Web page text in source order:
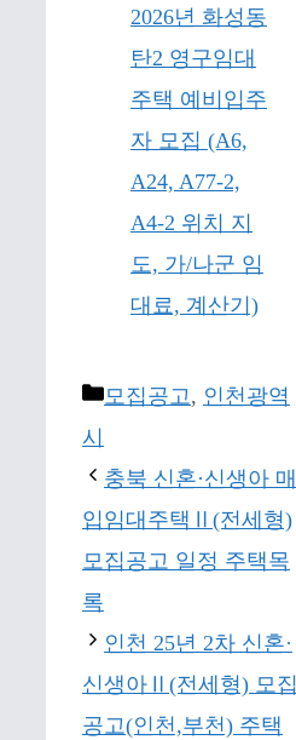
2026년 화성동
탄2 영구임대
주택 예비입주
자 모집 (A6,
A24, A77-2,
A4-2 위치 지
도, 가/나군 임
대료, 계산기)
Categories
모집공고 , 인천광역
시
충북 신혼·신생아 매
입임대주택Ⅱ(전세형)
모집공고 일정 주택목
록
인천 25년 2차 신혼·
신생아Ⅱ(전세형) 모집
공고(인천,부천) 주택